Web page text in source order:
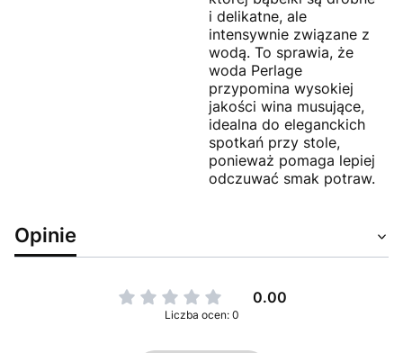
i delikatne, ale
intensywnie związane z
wodą. To sprawia, że
woda Perlage
przypomina wysokiej
jakości wina musujące,
idealna do eleganckich
spotkań przy stole,
ponieważ pomaga lepiej
odczuwać smak potraw.
Opinie
0.00
Liczba ocen: 0